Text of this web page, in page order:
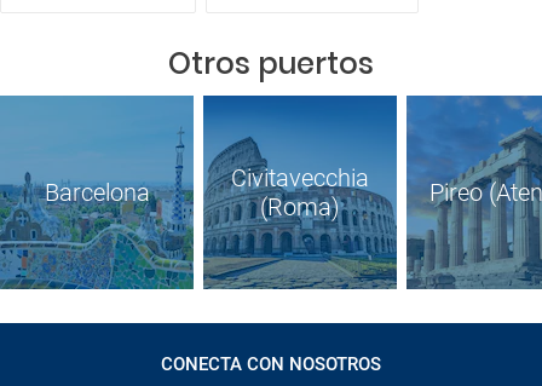
Otros puertos
Barcelona
Civitavecchia
(Roma)
Pireo
CONECTA CON NOSOTROS